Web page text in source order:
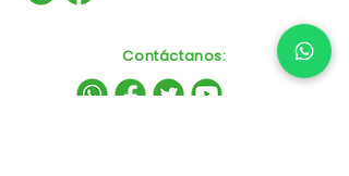
Contáctanos: